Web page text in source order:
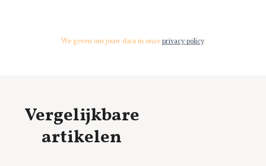
We geven om jouw data in onze privacy policy.
Vergelijkbare
artikelen